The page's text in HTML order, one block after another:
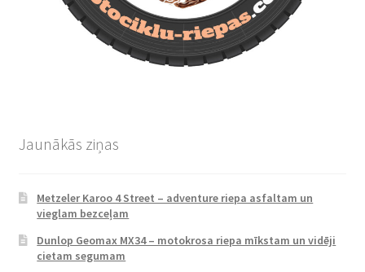
Jaunākās ziņas
Metzeler Karoo 4 Street – adventure riepa asfaltam un
vieglam bezceļam
Dunlop Geomax MX34 – motokrosa riepa mīkstam un vidēji
cietam segumam